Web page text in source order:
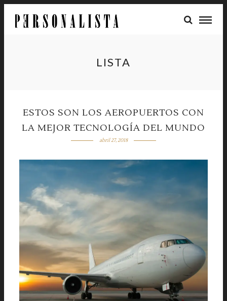
LISTA
ESTOS SON LOS AEROPUERTOS CON
LA MEJOR TECNOLOGÍA DEL MUNDO
abril 27, 2018